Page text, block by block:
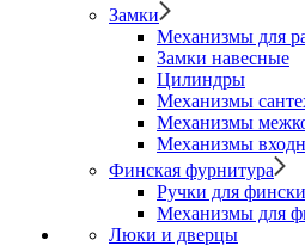
Замки
Механизмы для
Замки навесные
Цилиндры
Механизмы
Механизмы
Механизмы
Финская фурнитура
Ручки для
Механизмы для
Люки и дверцы